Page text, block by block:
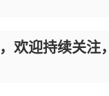
，欢迎持续关注